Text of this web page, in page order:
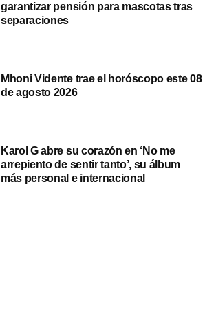
garantizar pensión para mascotas tras
separaciones
Mhoni Vidente trae el horóscopo este 08
de agosto 2026
Karol G abre su corazón en ‘No me
arrepiento de sentir tanto’, su álbum
más personal e internacional